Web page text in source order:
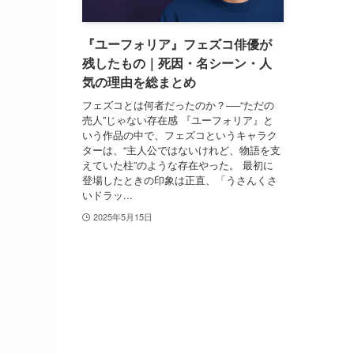
『ユーフォリア』フェズコ俳優が
残したもの｜死因・名シーン・人
気の理由を総まとめ
フェズコとは何者だったのか？──“ただの
売人”じゃない存在感 『ユーフォリア』と
いう作品の中で、フェズコというキャラク
ターは、“主人公ではないけれど、物語を支
えていた柱”のような存在やった。 最初に
登場したときの印象は正直、「うさんくさ
いドラッ...
2025年5月15日